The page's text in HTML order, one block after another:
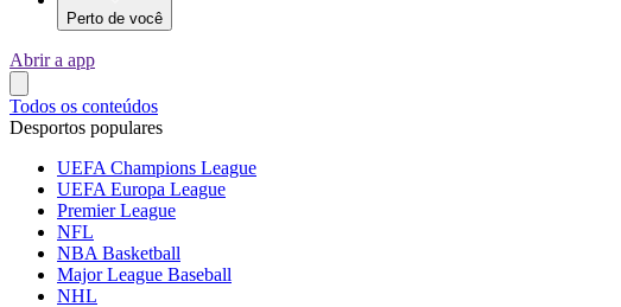
Perto de você
Abrir a app
Todos os conteúdos
Desportos populares
UEFA Champions League
UEFA Europa League
Premier League
NFL
NBA Basketball
Major League Baseball
NHL